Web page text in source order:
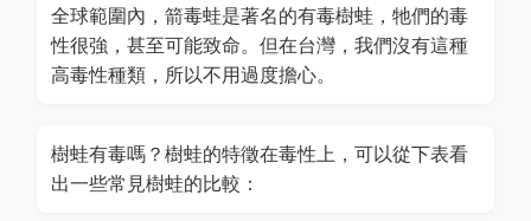
全球範圍內，箭毒蛙是著名的有毒樹蛙，牠們的毒
性很強，甚至可能致命。但在台灣，我們沒有這種
高毒性種類，所以不用過度擔心。
樹蛙有毒嗎？樹蛙的特徵在毒性上，可以從下表看
出一些常見樹蛙的比較：